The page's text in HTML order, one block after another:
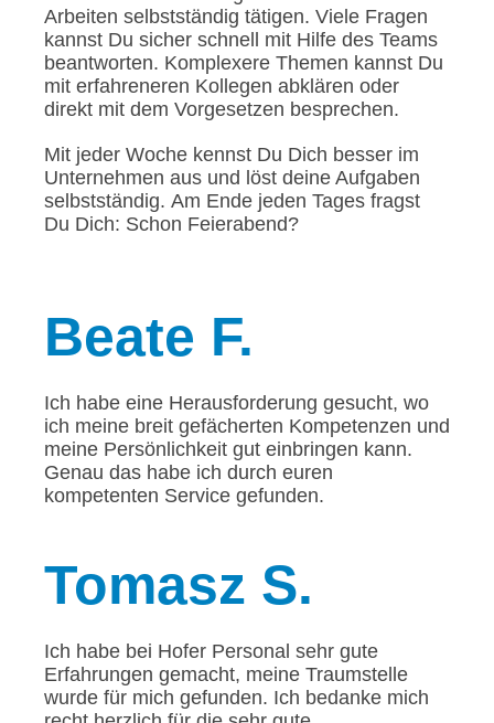
Arbeiten selbstständig tätigen. Viele Fragen
kannst Du sicher schnell mit Hilfe des Teams
beantworten. Komplexere Themen kannst Du
mit erfahreneren Kollegen abklären oder
direkt mit dem Vorgesetzen besprechen.
Mit jeder Woche kennst Du Dich besser im
Unternehmen aus und löst deine Aufgaben
selbstständig. Am Ende jeden Tages fragst
Du Dich: Schon Feierabend?
Beate F.
Ich habe eine Herausforderung gesucht, wo
ich meine breit gefächerten Kompetenzen und
meine Persönlichkeit gut einbringen kann.
Genau das habe ich durch euren
kompetenten Service gefunden.
Tomasz S.
Ich habe bei Hofer Personal sehr gute
Erfahrungen gemacht, meine Traumstelle
wurde für mich gefunden. Ich bedanke mich